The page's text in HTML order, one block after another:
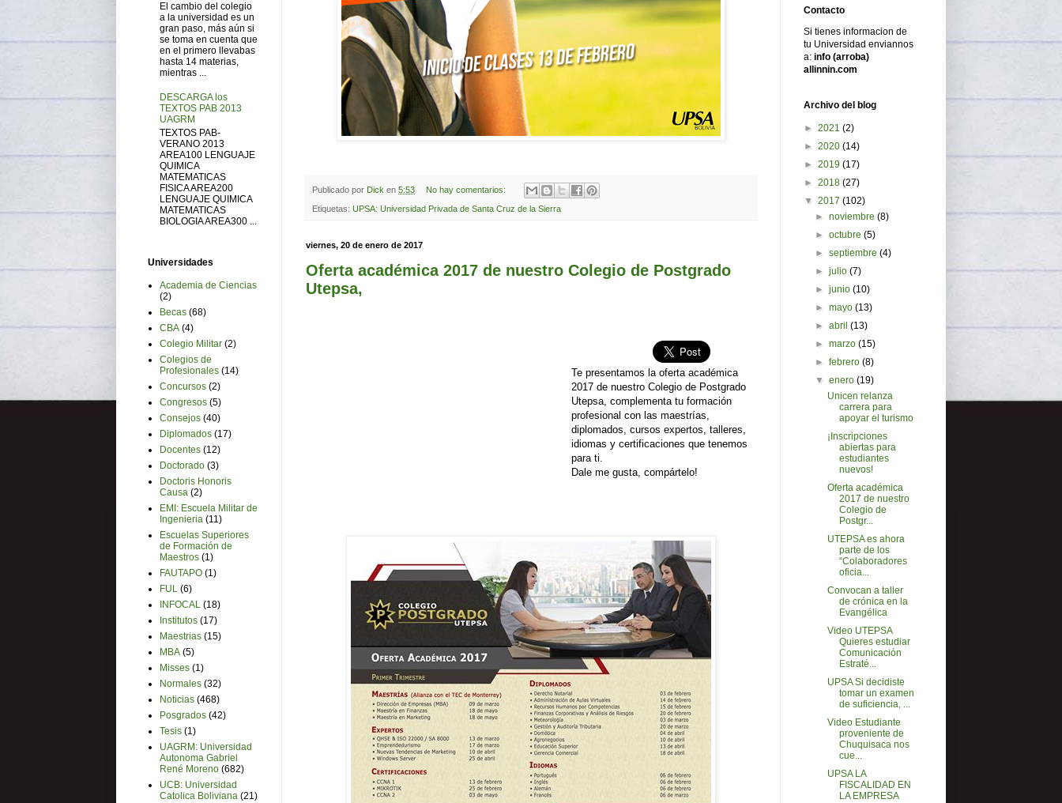
Publicado por Dick en 5:53 No hay comentarios:
Etiquetas: UPSA: Universidad Privada de Santa Cruz de la Sierra
viernes, 20 de enero de 2017
Oferta académica 2017 de nuestro Colegio de Postgrado
Utepsa,
Te presentamos la oferta académica
2017 de nuestro Colegio de Postgrado
Utepsa, complementa tu formación
profesional con las maestrías,
diplomados, cursos expertos, talleres,
idiomas y certificaciones que tenemos
para ti.
Dale me gusta, compártelo!
El cambio del colegio
a la universidad es un
gran paso, más aún si
se toma en cuenta que
en el primero llevabas
hasta 14 materias,
mientras ...
DESCARGA los
TEXTOS PAB 2013
UAGRM
TEXTOS PAB-
VERANO 2013
AREA100 LENGUAJE
QUIMICA
MATEMATICAS
FISICA AREA200
LENGUAJE QUIMICA
MATEMATICAS
BIOLOGIA AREA300 ...
Universidades
Academia de Ciencias
(2)
Becas (68)
CBA (4)
Colegio Militar (2)
Colegios de
Profesionales (14)
Concursos (2)
Congresos (5)
Consejos (40)
Diplomados (17)
Docentes (12)
Doctorado (3)
Doctoris Honoris
Causa (2)
EMI: Escuela Militar de
Ingenieria (11)
Escuelas Superiores
de Formación de
Maestros (1)
FAUTAPO (1)
FUL (6)
INFOCAL (18)
Institutos (17)
Maestrias (15)
MBA (5)
Misses (1)
Normales (32)
Noticias (468)
Posgrados (42)
Tesis (1)
UAGRM: Universidad
Autonoma Gabriel
René Moreno (682)
UCB: Universidad
Catolica Boliviana (21)
Contacto
Si tienes informacion de
tu Universidad enviannos
a: info (arroba)
allinnin.com
Archivo del blog
► 2021 (2)
► 2020 (14)
► 2019 (17)
► 2018 (27)
▼ 2017 (102)
►noviembre(8)
►octubre(5)
►septiembre(4)
►julio(7)
►junio(10)
►mayo(13)
►abril(13)
►marzo(15)
►febrero(8)
▼enero(19)
Unicen relanza
carrera para
apoyar el turismo
¡Inscripciones
abiertas para
estudiantes
nuevos!
Oferta académica
2017 de nuestro
Colegio de
Postgr...
UTEPSA es ahora
parte de los
“Colaboradores
oficia...
Convocan a taller
de crónica en la
Evangélica
Video UTEPSA
Quieres estudiar
Comunicación
Estraté...
UPSA Si decidiste
tomar un examen
de suficiencia, ...
Video Estudiante
proveniente de
Chuquisaca nos
cue...
UPSA LA
FISCALIDAD EN
LA EMPRESA